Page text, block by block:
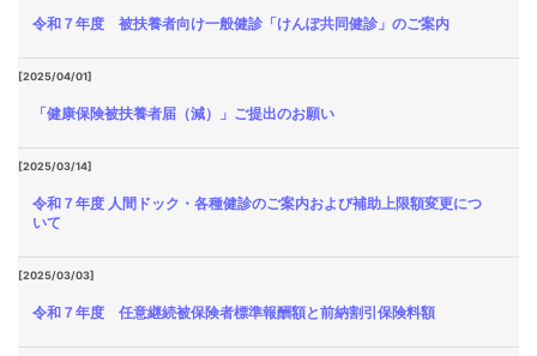
令和７年度 被扶養者向け一般健診「けんぽ共同健診」のご案内
[2025/04/01]
「健康保険被扶養者届（減）」ご提出のお願い
[2025/03/14]
令和７年度 人間ドック・各種健診のご案内および補助上限額変更につ
いて
[2025/03/03]
令和７年度 任意継続被保険者標準報酬額と前納割引保険料額